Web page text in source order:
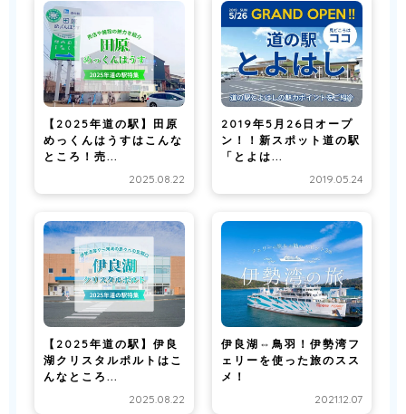
【2025年道の駅】田原
めっくんはうすはこんな
ところ！売...
2025.08.22
2019年5月26日オープ
ン！！新スポット道の駅
「とよは...
2019.05.24
【2025年道の駅】伊良
湖クリスタルポルトはこ
んなところ...
2025.08.22
伊良湖⇔鳥羽！伊勢湾フ
ェリーを使った旅のスス
メ！
2021.12.07